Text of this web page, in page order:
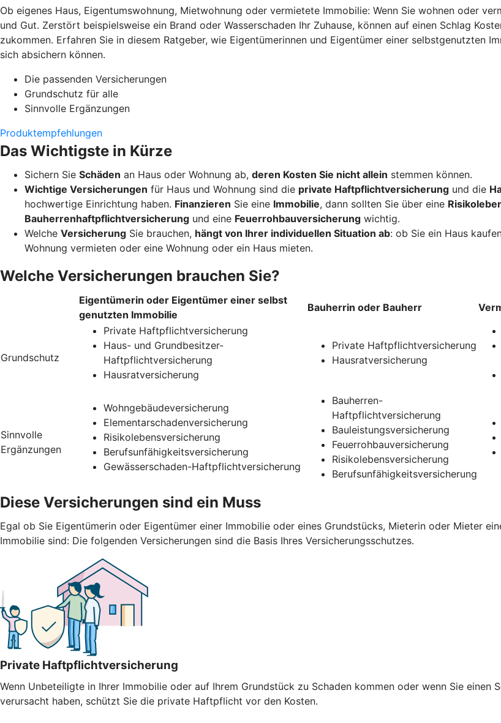
Ob eigenes Haus, Eigentumswohnung, Mietwohnung oder vermietete Immobilie: Wenn Sie wohnen oder
und Gut. Zerstört beispielsweise ein Brand oder Wasserschaden Ihr Zuhause, können auf einen Schlag
zukommen. Erfahren Sie in diesem Ratgeber, wie Eigentümerinnen und Eigentümer einer selbstgenutzten
sich absichern können.
Die passenden Versicherungen
Grundschutz für alle
Sinnvolle Ergänzungen
Produktempfehlungen
Das Wichtigste in Kürze
Sichern Sie Schäden an Haus oder Wohnung ab, deren Kosten Sie nicht allein stemmen können.
Wichtige Versicherungen für Haus und Wohnung sind die private Haftpflichtversicherung und die
hochwertige Einrichtung haben. Finanzieren Sie eine Immobilie, dann sollten Sie über eine
Bauherrenhaftpflichtversicherung und eine Feuerrohbauversicherung wichtig.
Welche Versicherung Sie brauchen, hängt von Ihrer individuellen Situation ab: ob Sie ein Haus
Wohnung vermieten oder eine Wohnung oder ein Haus mieten.
Welche Versicherungen brauchen Sie?
Eigentümerin oder Eigentümer einer selbst
genutzten Immobilie
Bauherrin oder Bauherr
Grundschutz
Private Haftpflichtversicherung
Haus- und Grundbesitzer-
Haftpflichtversicherung
Hausratversicherung
Private Haftpflichtversicherung
Hausratversicherung
Sinnvolle
Ergänzungen
Wohngebäudeversicherung
Elementarschadenversicherung
Risikolebensversicherung
Berufsunfähigkeitsversicherung
Gewässerschaden-Haftpflichtversicherung
Bauherren-
Haftpflichtversicherung
Bauleistungsversicherung
Feuerrohbauversicherung
Risikolebensversicherung
Berufsunfähigkeitsversicherung
Diese Versicherungen sind ein Muss
Egal ob Sie Eigentümerin oder Eigentümer einer Immobilie oder eines Grundstücks, Mieterin oder Mieter
Immobilie sind: Die folgenden Versicherungen sind die Basis Ihres Versicherungsschutzes.
Private Haftpflichtversicherung
Wenn Unbeteiligte in Ihrer Immobilie oder auf Ihrem Grundstück zu Schaden kommen oder wenn Sie einen
verursacht haben, schützt Sie die private Haftpflicht vor den Kosten.